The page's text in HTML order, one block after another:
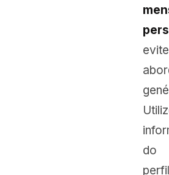
evite
do
perfil